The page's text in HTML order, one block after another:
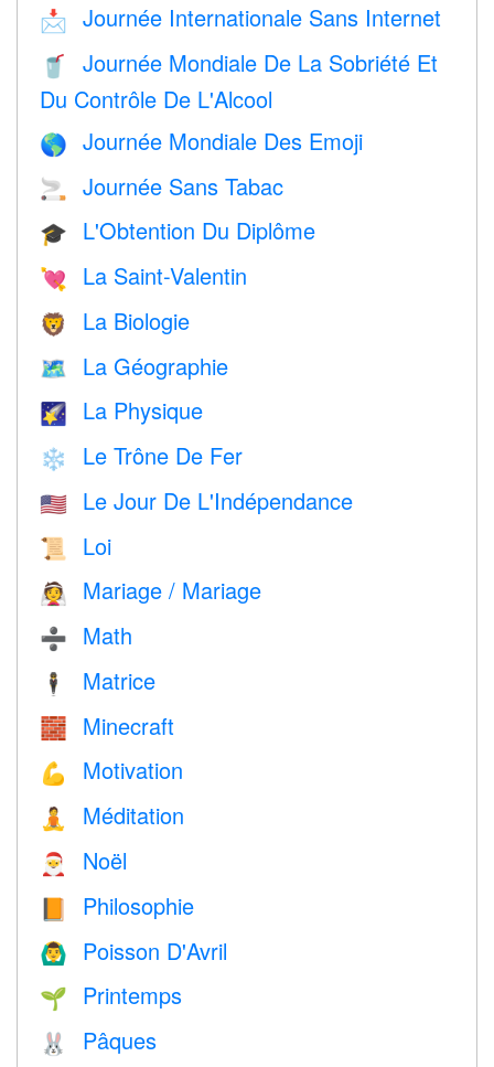
📩 Journée Internationale Sans Internet
🥤
Journée Mondiale De La Sobriété Et
Du Contrôle De L'Alcool
🌎 Journée Mondiale Des Emoji
🚬 Journée Sans Tabac
🎓 L'Obtention Du Diplôme
💘 La Saint-Valentin
🦁 La Biologie
🗺 La Géographie
🌠 La Physique
❄️ Le Trône De Fer
🇺🇸 Le Jour De L'Indépendance
📜 Loi
👰 Mariage / Mariage
➗ Math
🕴️ Matrice
🧱 Minecraft
💪 Motivation
🧘 Méditation
🎅 Noël
📙 Philosophie
🙆‍♂️ Poisson D'Avril
🌱 Printemps
🐰 Pâques